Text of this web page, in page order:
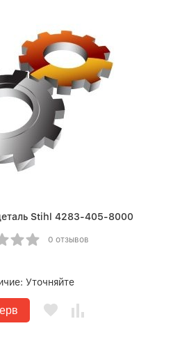
Stihl 4283-405-8000
0 отзывов
Уточняйте